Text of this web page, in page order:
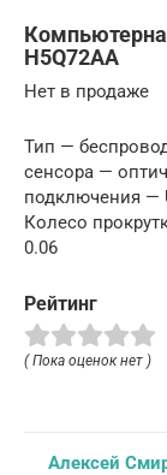
H5Q72AA
Нет в продаже
Тип —
сенсора —
подключения —
Колесо
0.06
Рейтинг
( Пока оценок нет )
Алексей